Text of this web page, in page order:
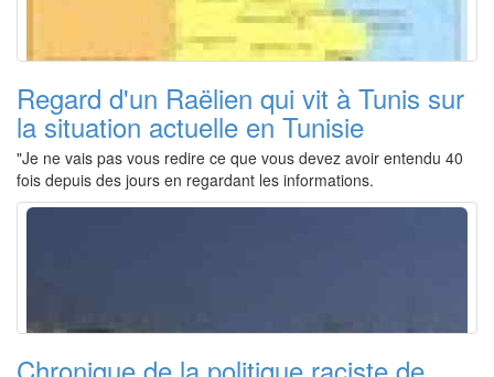
Regard d'un Raëlien qui vit à Tunis sur
la situation actuelle en Tunisie
"Je ne vais pas vous redire ce que vous devez avoir entendu 40
fois depuis des jours en regardant les informations.